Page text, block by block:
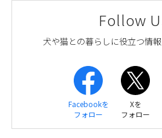
Follow
犬や猫との暮らしに役立つ情報
Facebookを
フォロー
Xを
フォロー